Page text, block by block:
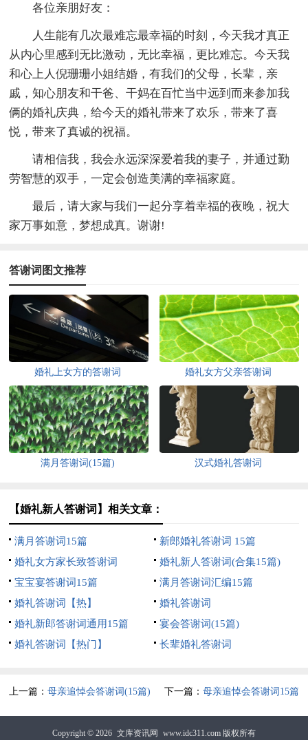
各位亲朋好友：
人生能有几次最难忘最幸福的时刻，今天我才真正
从内心里感到无比激动，无比幸福，更比难忘。今天我
和心上人倪珊珊小姐结婚，有我们的父母，长辈，亲
戚，知心朋友和干爸、干妈在百忙当中远到而来参加我
俩的婚礼庆典，给今天的婚礼带来了欢乐，带来了喜
悦，带来了真诚的祝福。
请相信我，我会永远深深爱着我的妻子，并通过勤
劳智慧的双手，一定会创造美满的幸福家庭。
最后，请大家与我们一起分享着幸福的夜晚，祝大
家万事如意，梦想成真。谢谢!
答谢词图文推荐
婚礼上女方的答谢词 婚礼女方父亲答谢词
满月答谢词(15篇) 汉式婚礼答谢词
【婚礼新人答谢词】相关文章：
满月答谢词15篇
新郎婚礼答谢词 15篇
婚礼女方家长致答谢词
婚礼新人答谢词(合集15篇)
宝宝宴答谢词15篇
满月答谢词汇编15篇
婚礼答谢词【热】
婚礼答谢词
婚礼新郎答谢词通用15篇
宴会答谢词(15篇)
婚礼答谢词【热门】
长辈婚礼答谢词
上一篇：母亲追悼会答谢词(15篇) 下一篇： 母亲追悼会答谢词15篇
Copyright © 2026 文库资讯网 www.idc311.com 版权所有